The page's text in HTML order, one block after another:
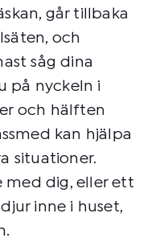
går tillbaka
och
såg dina
på nyckeln i
och hälften
kan hjälpa
situationer.
med dig, eller ett
inne i huset,